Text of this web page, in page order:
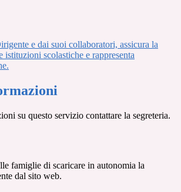
e dai suoi collaboratori, assicura la
istituzioni scolastiche e rappresenta
su questo servizio contattare la segreteria.
famiglie di scaricare in autonomia la
dal sito web.